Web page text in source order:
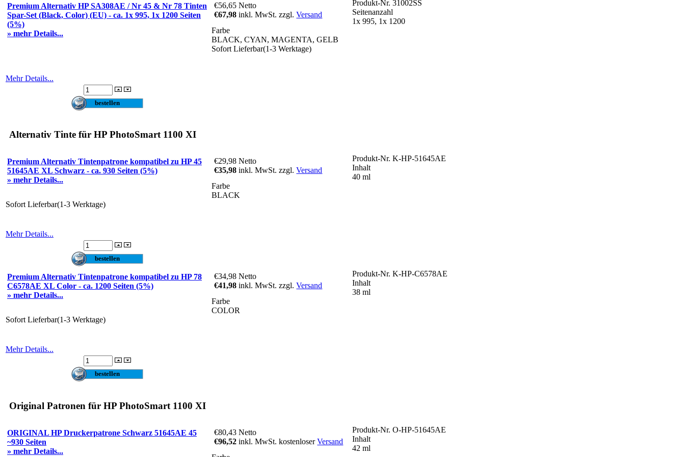
Premium Alternativ HP SA308AE / Nr 45 & Nr 78 Tinten
Spar-Set (Black, Color) (EU) - ca. 1x 995, 1x 1200 Seiten
(5%)
» mehr Details...
€56,65Netto
€67,98inkl. MwSt. zzgl.Versand
Produkt-Nr. 31002SS
Seitenanzahl
1x 995, 1x 1200
Farbe
BLACK, CYAN, MAGENTA, GELB
Sofort Lieferbar(1-3 Werktage)
Mehr Details...
Alternativ Tinte für HP PhotoSmart 1100 XI
Premium Alternativ Tintenpatrone kompatibel zu HP 45
51645AE XL Schwarz - ca. 930 Seiten (5%)
» mehr Details...
€29,98Netto
€35,98inkl. MwSt. zzgl.Versand
Produkt-Nr. K-HP-51645AE
Inhalt
40 ml
Farbe
BLACK
Sofort Lieferbar(1-3 Werktage)
Mehr Details...
Premium Alternativ Tintenpatrone kompatibel zu HP 78
C6578AE XL Color - ca. 1200 Seiten (5%)
» mehr Details...
€34,98Netto
€41,98inkl. MwSt. zzgl.Versand
Produkt-Nr. K-HP-C6578AE
Inhalt
38 ml
Farbe
COLOR
Sofort Lieferbar(1-3 Werktage)
Mehr Details...
Original Patronen für HP PhotoSmart 1100 XI
ORIGINAL HP Druckerpatrone Schwarz 51645AE 45
~930 Seiten
» mehr Details...
€80,43Netto
€96,52inkl. MwSt. kostenloserVersand
Produkt-Nr. O-HP-51645AE
Inhalt
42 ml